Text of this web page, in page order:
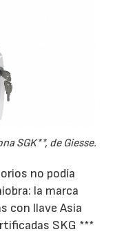
SGK**, de Giesse.
no podía
la marca
con llave Asia
SKG ***